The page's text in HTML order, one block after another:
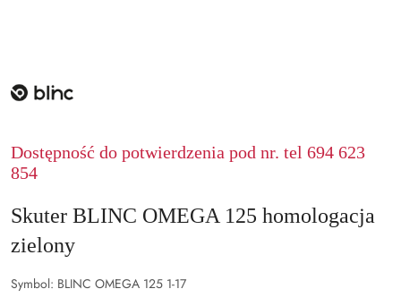
PRODUCENTA:
BLINC
Dostępność do potwierdzenia pod nr. tel 694 623
854
Skuter BLINC OMEGA 125 homologacja
zielony
Symbol: BLINC OMEGA 125 1-17